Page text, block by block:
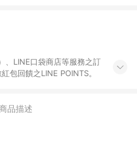
、LINE口袋商店等服務之訂
包回饋之LINE POINTS。
品描述